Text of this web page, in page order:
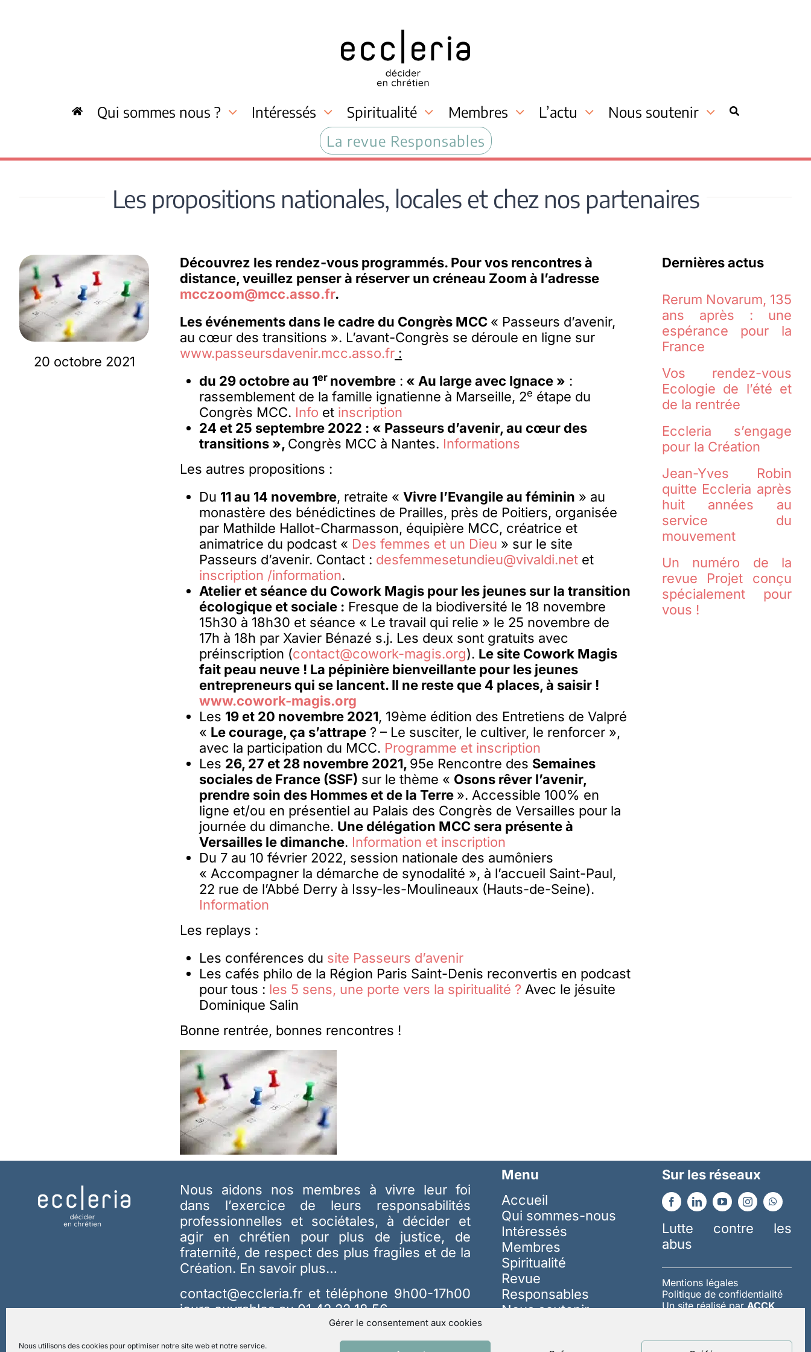
Gérer le consentement aux cookies
Nous utilisons des cookies pour optimiser notre site web et notre service.
Qui sommes nous ? Intéressés Spiritualité Membres L’actu
Nous soutenir
La revue Responsables
Les propositions nationales, locales et chez nos partenaires
20 octobre 2021
Découvrez les rendez-vous programmés. Pour vos rencontres à
distance, veuillez penser à réserver un créneau Zoom à l’adresse
mcczoom@mcc.asso.fr.
Les événements dans le cadre du Congrès MCC « Passeurs d’avenir,
au cœur des transitions ». L’avant-Congrès se déroule en ligne sur
www.passeursdavenir.mcc.asso.fr :
du 29 octobre au 1er novembre : « Au large avec Ignace » :
rassemblement de la famille ignatienne à Marseille, 2e étape du
Congrès MCC. Info et inscription
24 et 25 septembre 2022 : « Passeurs d’avenir, au cœur des
transitions », Congrès MCC à Nantes. Informations
Les autres propositions :
Du 11 au 14 novembre, retraite «Vivre l’Evangile au féminin » au
monastère des bénédictines de Prailles, près de Poitiers, organisée
par Mathilde Hallot-Charmasson, équipière MCC, créatrice et
animatrice du podcast « Des femmes et un Dieu » sur le site
Passeurs d’avenir. Contact : desfemmesetundieu@vivaldi.net et
inscription /information.
Atelier et séance du Cowork Magis pour les jeunes sur la transition
écologique et sociale : Fresque de la biodiversité le 18 novembre
15h30 à 18h30 et séance « Le travail qui relie » le 25 novembre de
17h à 18h par Xavier Bénazé s.j. Les deux sont gratuits avec
préinscription (contact@cowork-magis.org). Le site Cowork Magis
fait peau neuve ! La pépinière bienveillante pour les jeunes
entrepreneurs qui se lancent. Il ne reste que 4 places, à saisir !
www.cowork-magis.org
Les 19 et 20 novembre 2021, 19ème édition des Entretiens de Valpré
« Le courage, ça s’attrape ? – Le susciter, le cultiver, le renforcer »,
avec la participation du MCC. Programme et inscription
Les 26, 27 et 28 novembre 2021, 95e Rencontre des Semaines
sociales de France (SSF) sur le thème « Osons rêver l’avenir,
prendre soin des Hommes et de la Terre ». Accessible 100% en
ligne et/ou en présentiel au Palais des Congrès de Versailles pour la
journée du dimanche. Une délégation MCC sera présente à
Versailles le dimanche. Information et inscription
Du 7 au 10 février 2022, session nationale des aumôniers
« Accompagner la démarche de synodalité », à l’accueil Saint-Paul,
22 rue de l’Abbé Derry à Issy-les-Moulineaux (Hauts-de-Seine).
Information
Les replays :
Les conférences du site Passeurs d’avenir
Les cafés philo de la Région Paris Saint-Denis reconvertis en podcast
pour tous : les 5 sens, une porte vers la spiritualité ? Avec le jésuite
Dominique Salin
Bonne rentrée, bonnes rencontres !
Dernières actus
Rerum Novarum, 135
ans après : une
espérance pour la
France
Vos rendez-vous
Ecologie de l’été et
de la rentrée
Eccleria s’engage
pour la Création
Jean-Yves Robin
quitte Eccleria après
huit années au
service du
mouvement
Un numéro de la
revue Projet conçu
spécialement pour
vous !
Nous aidons nos membres à vivre leur foi
dans l’exercice de leurs responsabilités
professionnelles et sociétales, à décider et
agir en chrétien pour plus de justice, de
fraternité, de respect des plus fragiles et de la
Création. En savoir plus…
contact@eccleria.fr et téléphone 9h00-17h00
jours ouvrables au 01 42 22 18 56
Menu
Accueil
Qui sommes-nous
Intéressés
Membres
Spiritualité
Revue
Responsables
Nous soutenir
Sur les réseaux
Lutte contre les
abus
Mentions légales
Politique de confidentialité
Un site réalisé parACCK